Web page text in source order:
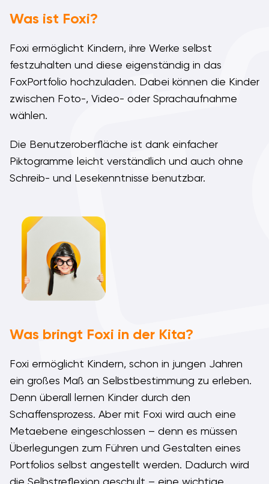
Was ist Foxi?
Foxi ermöglicht Kindern, ihre Werke selbst
festzuhalten und diese eigenständig in das
FoxPortfolio hochzuladen. Dabei können die Kinder
zwischen Foto-, Video- oder Sprachaufnahme
wählen.
Die Benutzeroberfläche ist dank einfacher
Piktogramme leicht verständlich und auch ohne
Schreib- und Lesekenntnisse benutzbar.
Was bringt Foxi in der Kita?
Foxi ermöglicht Kindern, schon in jungen Jahren
ein großes Maß an Selbstbestimmung zu erleben.
Denn überall lernen Kinder durch den
Schaffensprozess. Aber mit Foxi wird auch eine
Metaebene eingeschlossen – denn es müssen
Überlegungen zum Führen und Gestalten eines
Portfolios selbst angestellt werden. Dadurch wird
die Selbstreflexion geschult – eine wichtige